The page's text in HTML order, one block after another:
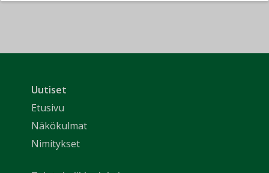
Uutiset
Etusivu
Näkökulmat
Nimitykset